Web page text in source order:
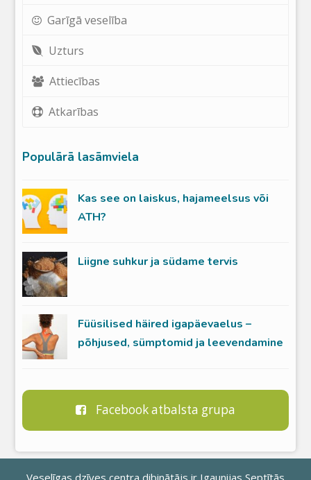
Garīgā veselība
Uzturs
Attiecības
Atkarības
Populārā lasāmviela
Kas see on laiskus, hajameelsus või
ATH?
Liigne suhkur ja südame tervis
Füüsilised häired igapäevaelus –
põhjused, sümptomid ja leevendamine
Facebook atbalsta grupa
Veselīgas dzīves centra dibinātājs ir Igaunijas Septītās